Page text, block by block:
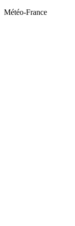
Météo-France